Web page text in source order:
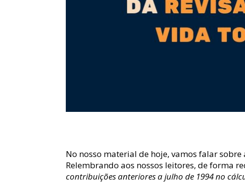
No nosso material de hoje, vamos falar
Relembrando aos nossos leitores, de forma
contribuições anteriores a julho de 1994 no